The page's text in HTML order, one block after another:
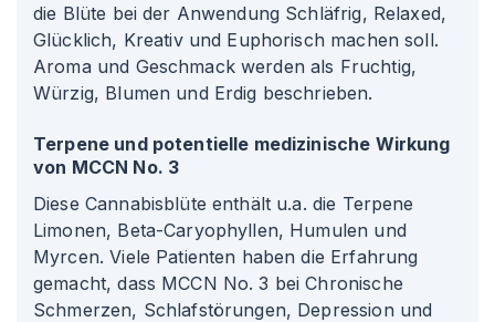
die Blüte bei der Anwendung Schläfrig, Relaxed,
Glücklich, Kreativ und Euphorisch machen soll.
Aroma und Geschmack werden als Fruchtig,
Würzig, Blumen und Erdig beschrieben.
Terpene und potentielle medizinische Wirkung
von MCCN No. 3
Diese Cannabisblüte enthält u.a. die Terpene
Limonen, Beta-Caryophyllen, Humulen und
Myrcen. Viele Patienten haben die Erfahrung
gemacht, dass MCCN No. 3 bei Chronische
Schmerzen, Schlafstörungen, Depression und